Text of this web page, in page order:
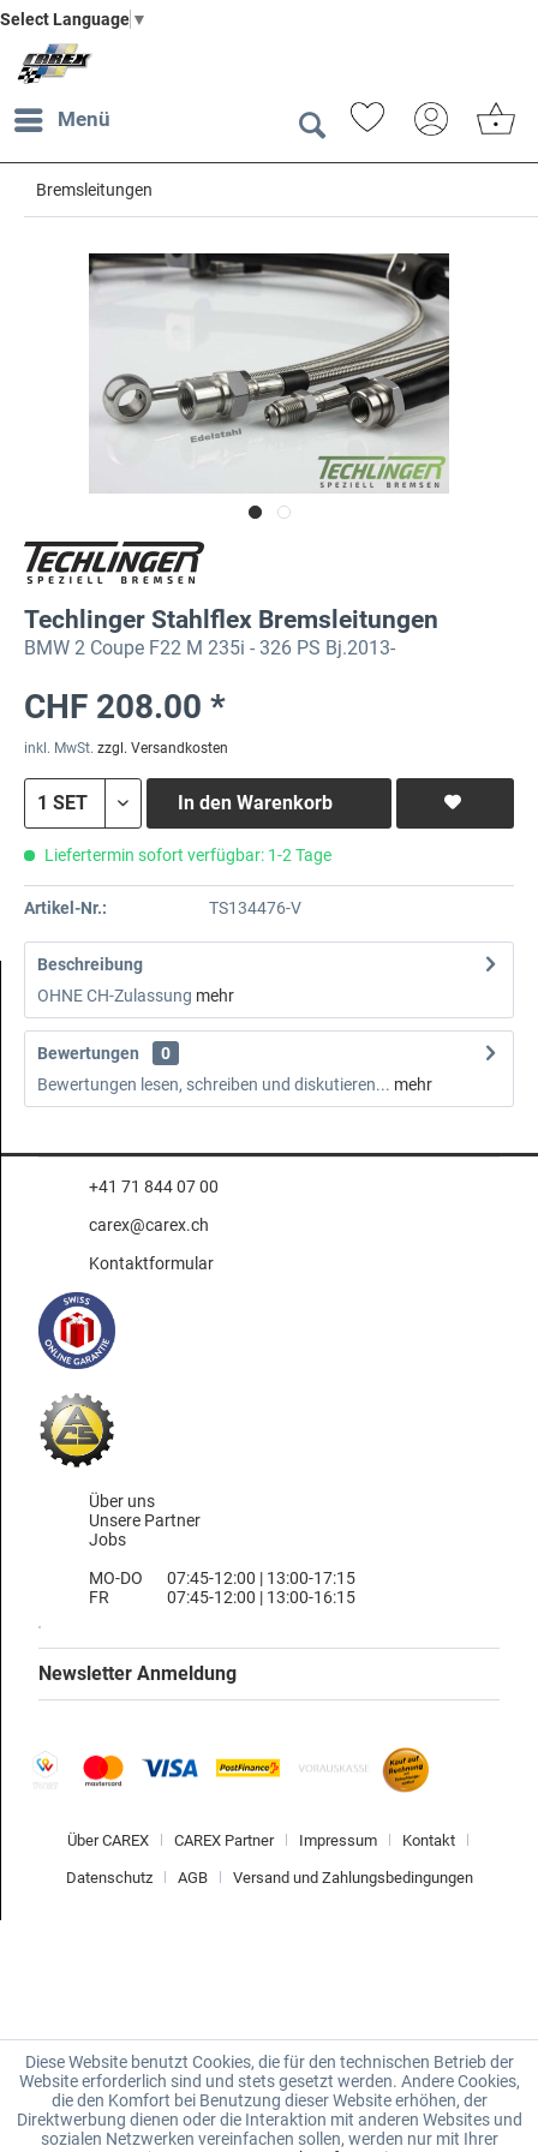
Select Language ▼
Menü
Bremsleitungen
Techlinger Stahlflex Bremsleitungen
BMW 2 Coupe F22 M 235i - 326 PS Bj.2013-
CHF 208.00 *
inkl. MwSt. zzgl. Versandkosten
In den Warenkorb
Liefertermin sofort verfügbar: 1-2 Tage
Artikel-Nr.: TS134476-V
Beschreibung
OHNE CH-Zulassung mehr
Bewertungen
0
Bewertungen lesen, schreiben und diskutieren... mehr
+41 71 844 07 00
carex@carex.ch
Kontaktformular
Über uns
Unsere Partner
Jobs
MO-DO
FR
07:45-12:00 | 13:00-17:15
07:45-12:00 | 13:00-16:15
Newsletter Anmeldung
Über CAREX CAREX Partner Impressum Kontakt
Datenschutz AGB Versand und Zahlungsbedingungen
Diese Website benutzt Cookies, die für den technischen Betrieb der
Website erforderlich sind und stets gesetzt werden. Andere Cookies,
die den Komfort bei Benutzung dieser Website erhöhen, der
Direktwerbung dienen oder die Interaktion mit anderen Websites und
sozialen Netzwerken vereinfachen sollen, werden nur mit Ihrer